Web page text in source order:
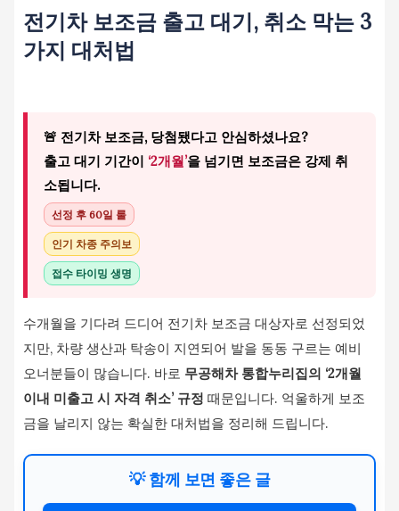
전기차 보조금 출고 대기, 취소 막는 3
가지 대처법
🚨 전기차 보조금, 당첨됐다고 안심하셨나요?
출고 대기 기간이 ‘2개월’을 넘기면 보조금은 강제 취
소됩니다.
선정 후 60일 룰
인기 차종 주의보
접수 타이밍 생명
수개월을 기다려 드디어 전기차 보조금 대상자로 선정되었
지만, 차량 생산과 탁송이 지연되어 발을 동동 구르는 예비
오너분들이 많습니다. 바로 무공해차 통합누리집의 ‘2개월
이내 미출고 시 자격 취소’ 규정 때문입니다. 억울하게 보조
금을 날리지 않는 확실한 대처법을 정리해 드립니다.
💡 함께 보면 좋은 글